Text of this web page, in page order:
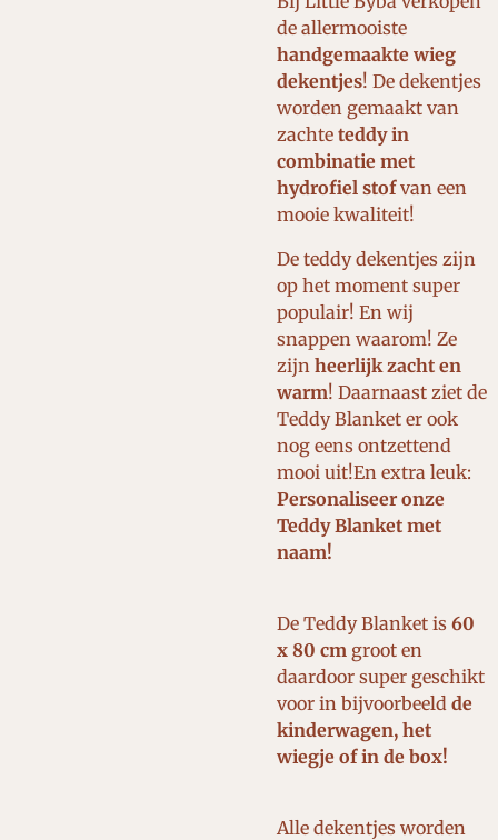
de allermooiste
handgemaakte wieg
dekentjes! De dekentjes
worden gemaakt van
zachte teddy in
combinatie met
hydrofiel stofvan een
mooie kwaliteit!
De teddy dekentjes zijn
op het moment super
populair! En wij
snappen waarom! Ze
zijn heerlijk zacht en
warm! Daarnaast ziet de
Teddy Blanket er ook
nog eens ontzettend
mooi uit!En extra leuk:
Personaliseer onze
Teddy Blanket met
naam!
De Teddy Blanket is 60
x 80 cm groot en
daardoor super geschikt
voor in bijvoorbeeld de
kinderwagen, het
wiegje of in de box!
Alle dekentjes worden